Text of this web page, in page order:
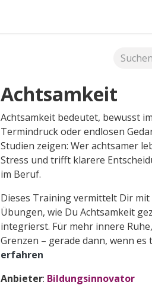
Achtsamkeit
Achtsamkeit bedeutet, bewusst
Termindruck oder endlosen
Studien zeigen: Wer achtsamer
Stress und trifft klarere
im Beruf.
Dieses Training vermittelt Dir
Übungen, wie Du Achtsamkeit
integrierst. Für mehr innere
Grenzen – gerade dann, wenn
erfahren
Anbieter: Bildungsinnovator